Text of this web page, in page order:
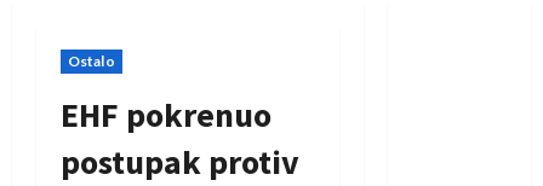
Ostalo
EHF pokrenuo
postupak protiv